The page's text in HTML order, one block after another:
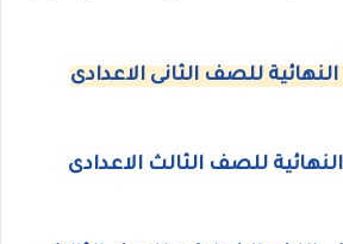
للصف الثانى الاعدادى
للصف الثالث الاعدادى